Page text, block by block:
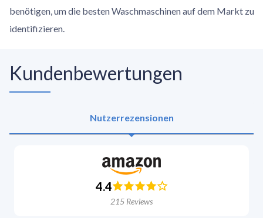
benötigen, um die besten Waschmaschinen auf dem Markt zu
identifizieren.
Kundenbewertungen
Nutzerrezensionen
4.4
215 Reviews